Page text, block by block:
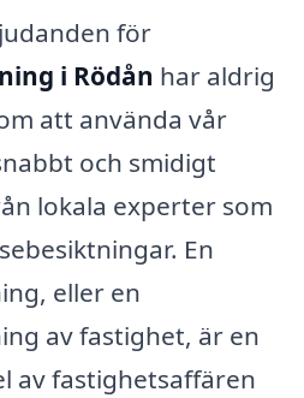
för
i Rödån har aldrig
att använda vår
och smidigt
lokala experter som
En
eller en
av fastighet, är en
av fastighetsaffären